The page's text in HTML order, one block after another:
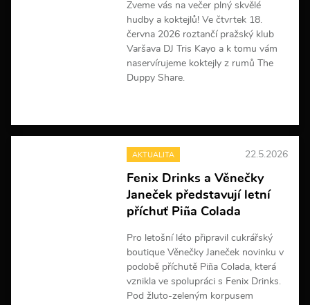
c
í
Zveme vás na večer plný skvělé
hudby a koktejlů! Ve čtvrtek 18.
června 2026 roztančí pražský klub
Varšava DJ Tris Kayo a k tomu vám
naservírujeme koktejly z rumů The
Duppy Share.
e
i
f
o
r
c
í
AKTUALITA 22.5.2026
Fenix Drinks a Věnečky
Janeček představují letní
příchuť Piña Colada
Pro letošní léto připravil cukrářský
boutique Věnečky Janeček novinku v
podobě příchutě Piña Colada, která
vznikla ve spolupráci s Fenix Drinks.
Pod žluto-zeleným korpusem